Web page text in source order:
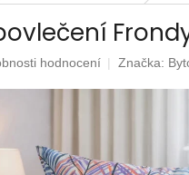
hodnocení Značka: